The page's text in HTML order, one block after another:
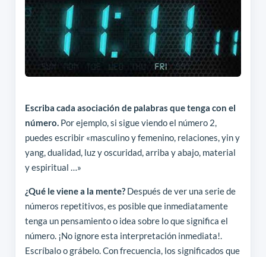
Escriba cada asociación de palabras que tenga con el
número. Por ejemplo, si sigue viendo el número 2,
puedes escribir «masculino y femenino, relaciones, yin y
yang, dualidad, luz y oscuridad, arriba y abajo, material
y espiritual …»
¿Qué le viene a la mente? Después de ver una serie de
números repetitivos, es posible que inmediatamente
tenga un pensamiento o idea sobre lo que significa el
número. ¡No ignore esta interpretación inmediata!.
Escríbalo o grábelo. Con frecuencia, los significados que